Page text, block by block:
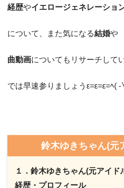
経歴やイエロージェネレーショ
について、また気になる結婚や
曲動画についてもリサーチして
では早速参りましょうε=ε=ε=ﾍ(
鈴木ゆきちゃん(元
１．鈴木ゆきちゃん(元アイド
経歴・プロフィール